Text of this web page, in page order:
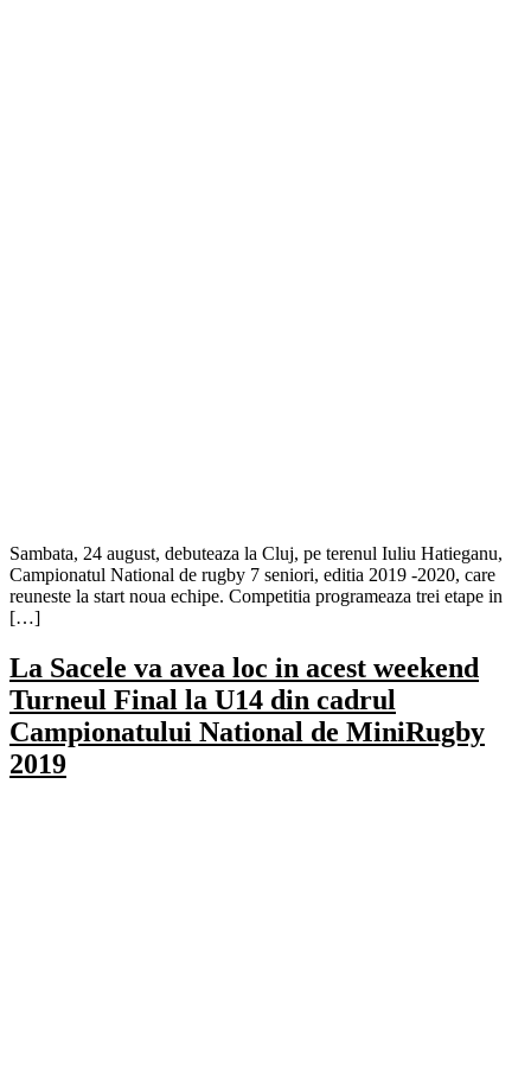
Sambata, 24 august, debuteaza la Cluj, pe terenul Iuliu Hatieganu,
Campionatul National de rugby 7 seniori, editia 2019 -2020, care
reuneste la start noua echipe. Competitia programeaza trei etape in
[…]
La Sacele va avea loc in acest weekend
Turneul Final la U14 din cadrul
Campionatului National de MiniRugby
2019